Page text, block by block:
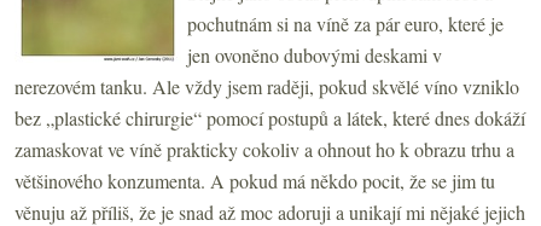
pochutnám si na víně za pár euro, které je
jen ovoněno dubovými deskami v
nerezovém tanku. Ale vždy jsem raději, pokud skvělé víno vzniklo
bez „plastické chirurgie“ pomocí postupů a látek, které dnes dokáží
zamaskovat ve víně prakticky cokoliv a ohnout ho k obrazu trhu a
většinového konzumenta. A pokud má někdo pocit, že se jim tu
věnuju až příliš, že je snad až moc adoruji a unikají mi nějaké jejich